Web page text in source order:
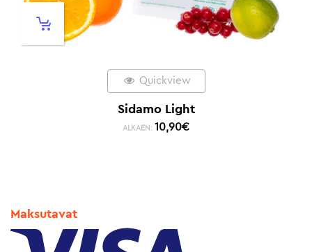
Quickview
Sidamo Light
ALKAEN: 10,90€
Maksutavat